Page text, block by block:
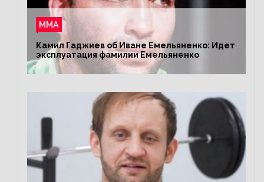
ММА
Камил Гаджиев об Иване Емельяненко: Идет
эксплуатация фамилии Емельяненко